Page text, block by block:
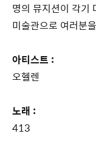
명의 뮤지션이 각기
미술관으로 여러분
아티스트 :
오헬렌
노래 :
413